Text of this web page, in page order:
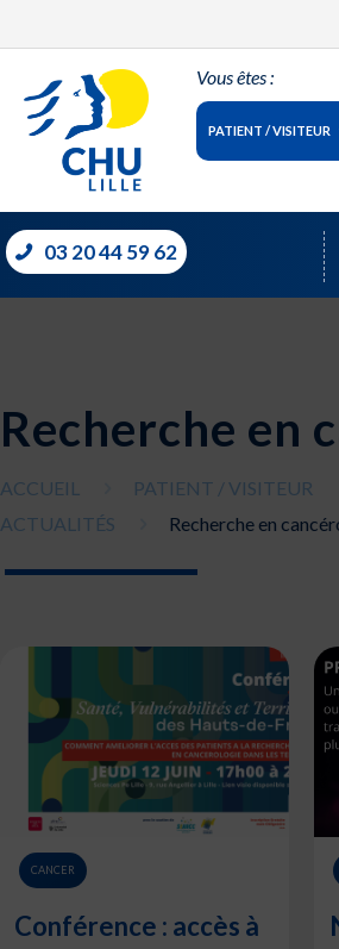
Vous êtes :
PATIENT / VISITEUR
03 20 44 59 62
Recherche en
ACCUEIL PATIENT / VISITEUR
ACTUALITÉS
Recherche en
CANCER
Conférence : accès à